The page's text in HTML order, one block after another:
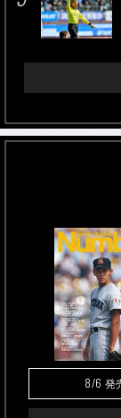
8/6 発